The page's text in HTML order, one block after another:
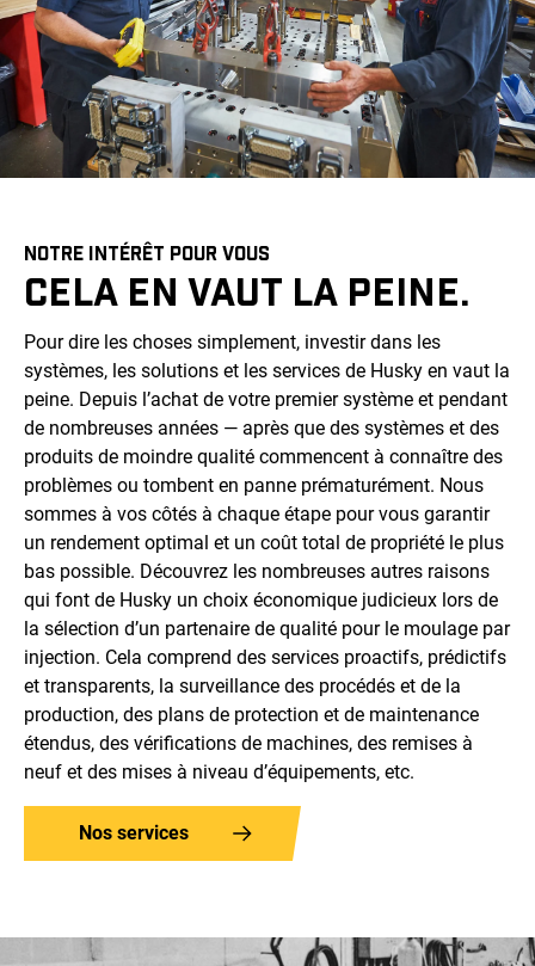
NOTRE INTÉRÊT POUR VOUS
CELA EN VAUT LA PEINE.
Pour dire les choses simplement, investir dans les
systèmes, les solutions et les services de Husky en vaut la
peine. Depuis l’achat de votre premier système et pendant
de nombreuses années — après que des systèmes et des
produits de moindre qualité commencent à connaître des
problèmes ou tombent en panne prématurément. Nous
sommes à vos côtés à chaque étape pour vous garantir
un rendement optimal et un coût total de propriété le plus
bas possible. Découvrez les nombreuses autres raisons
qui font de Husky un choix économique judicieux lors de
la sélection d’un partenaire de qualité pour le moulage par
injection. Cela comprend des services proactifs, prédictifs
et transparents, la surveillance des procédés et de la
production, des plans de protection et de maintenance
étendus, des vérifications de machines, des remises à
neuf et des mises à niveau d’équipements, etc.
Nos services